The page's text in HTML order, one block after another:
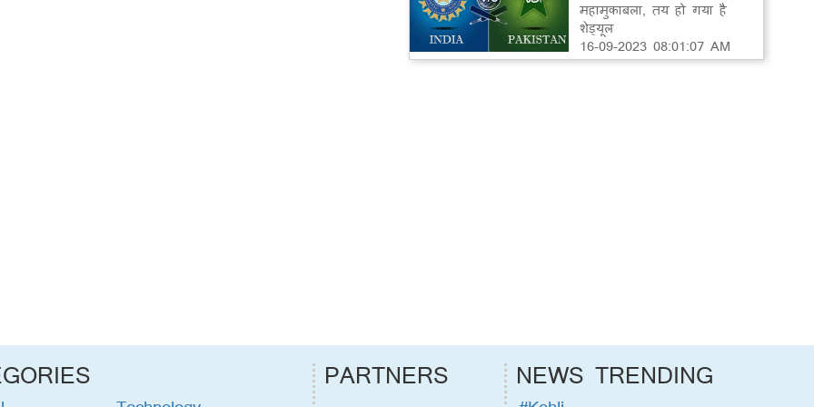
महामुकाबला, तय हो गया है
शेड्यूल
16-09-2023 08:01:07 AM
PARTNERS NEWS TRENDING